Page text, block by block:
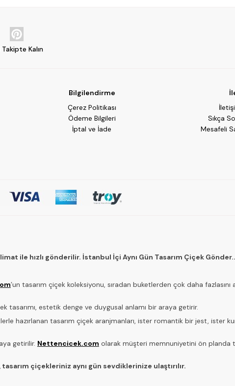
Takipte Kalın
Bilgilendirme
Çerez Politikası
Ödeme Bilgileri
İptal ve İade
Sıkça
Mesafeli
ile hızlı gönderilir. İstanbul İçi Aynı Gün Tasarım Çiçek Gönder..
’un tasarım çiçek koleksiyonu, sıradan buketlerden çok daha
tasarımı, estetik denge ve duygusal anlamı bir araya getirir.
hazırlanan tasarım çiçek aranjmanları, ister romantik bir jest, ister
getirilir. Nettencicek.com olarak müşteri memnuniyetini ön planda
çiçekleriniz aynı gün sevdiklerinize ulaştırılır.